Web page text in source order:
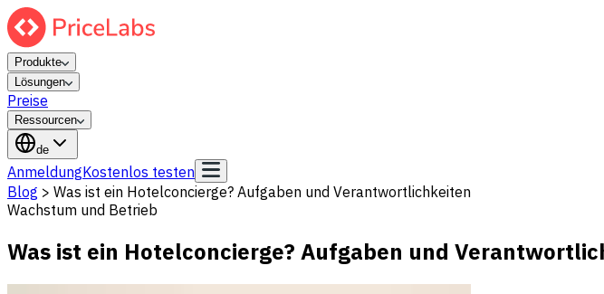
Produkte
Lösungen
Preise
Ressourcen
de
AnmeldungKostenlos testen
Blog > Was ist ein Hotelconcierge? Aufgaben und Verantwortlichkeiten
Wachstum und Betrieb
Was ist ein Hotelconcierge? Aufgaben und